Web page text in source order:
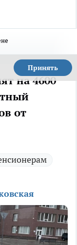
Принять
на 4600
от